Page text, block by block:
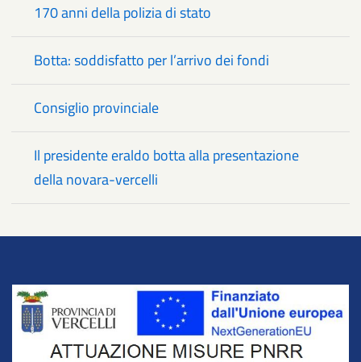
170 anni della polizia di stato
Botta: soddisfatto per l’arrivo dei fondi
Consiglio provinciale
Il presidente eraldo botta alla presentazione
della novara-vercelli
Title